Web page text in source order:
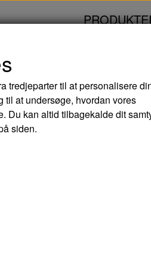
I
og hvidt kommer
tredjeparter til at personalisere
til at undersøge, hvordan vores
Du kan altid tilbagekalde dit
siden.